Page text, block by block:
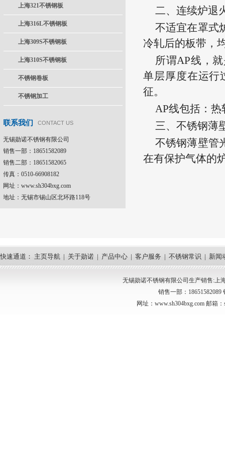
上海321不锈钢板
上海316L不锈钢板
上海309S不锈钢板
上海310S不锈钢板
不锈钢卷板
不锈钢加工
联系我们 CONTACT US
无锡勋诺不锈钢有限公司
销售一部：18651582089
销售二部：18651582065
传真：0510-66908182
网址：www.sh304bxg.com
地址：无锡市锡山区北环路118号
二、连续炉退
不适宜在罩式
冷轧后的板带，
所谓AP线，
单层厚度在运行
征。
AP线包括：
三、不锈钢薄
不锈钢薄壁管
在有保护气体的
快速通道： 主页导航 | 关于勋诺 | 产品中心 | 客户服务 | 不锈钢常识 | 新闻
无锡勋诺不锈钢有限公司生产销售:上
销售一部：18651582089
网址：www.sh304bxg.com 邮箱